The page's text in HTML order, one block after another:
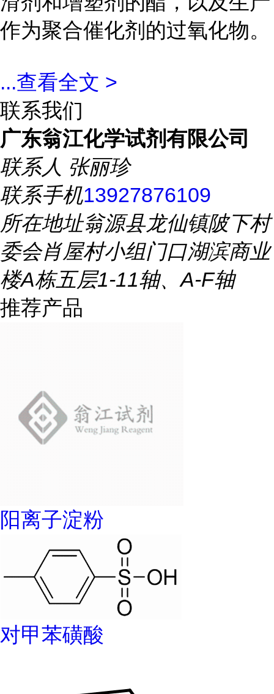
作为聚合催化剂的过氧化物。
...查看全文 >
联系我们
广东翁江化学试剂有限公司
联系人 张丽珍
联系手机13927876109
所在地址翁源县龙仙镇陂下村
委会肖屋村小组门口湖滨商业
楼A栋五层1-11轴、A-F轴
推荐产品
阳离子淀粉
对甲苯磺酸